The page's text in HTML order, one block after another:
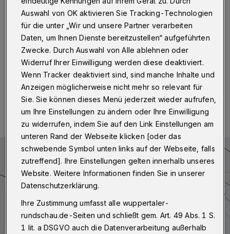
Wuppertal·In der Jägerhofstraße wird der Verkehr
zunächst wieder in beiden Richtungen freigegeben. Die
Sanierungsarbeiten ruhen aufgrund der Witterung.
28.11.2023 , 14:00 Uhr Eine Minute Lesezeit
Auswahl von OK aktivieren Sie Tracking-Technologien
für die unter „Wir und unsere Partner verarbeiten
Daten, um Ihnen Dienste bereitzustellen“ aufgeführten
Zwecke. Durch Auswahl von Alle ablehnen oder
Widerruf Ihrer Einwilligung werden diese deaktiviert.
Wenn Tracker deaktiviert sind, sind manche Inhalte und
Anzeigen möglicherweise nicht mehr so relevant für
Sie. Sie können dieses Menü jederzeit wieder aufrufen,
um Ihre Einstellungen zu ändern oder Ihre Einwilligung
zu widerrufen, indem Sie auf den Link Einstellungen am
unteren Rand der Webseite klicken [oder das
schwebende Symbol unten links auf der Webseite, falls
zutreffend]. Ihre Einstellungen gelten innerhalb unseres
Website. Weitere Informationen finden Sie in unserer
Datenschutzerklärung.
Ihre Zustimmung umfasst alle wuppertaler-
rundschau.de-Seiten und schließt gem. Art. 49 Abs. 1 S.
1 lit. a DSGVO auch die Datenverarbeitung außerhalb